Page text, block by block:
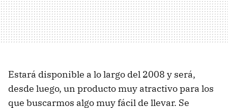
Estará disponible a lo largo del 2008 y será,
desde luego, un producto muy atractivo para los
que buscarmos algo muy fácil de llevar. Se